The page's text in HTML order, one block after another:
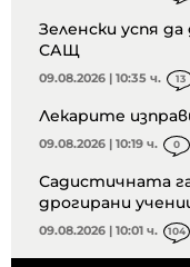
Зеленски успя
САЩ
09.08.2026 | 10:35 ч. 13
Лекарите
09.08.2026 | 10:19 ч. 0
Садистичната
дрогирани
09.08.2026 | 10:01 ч. 104